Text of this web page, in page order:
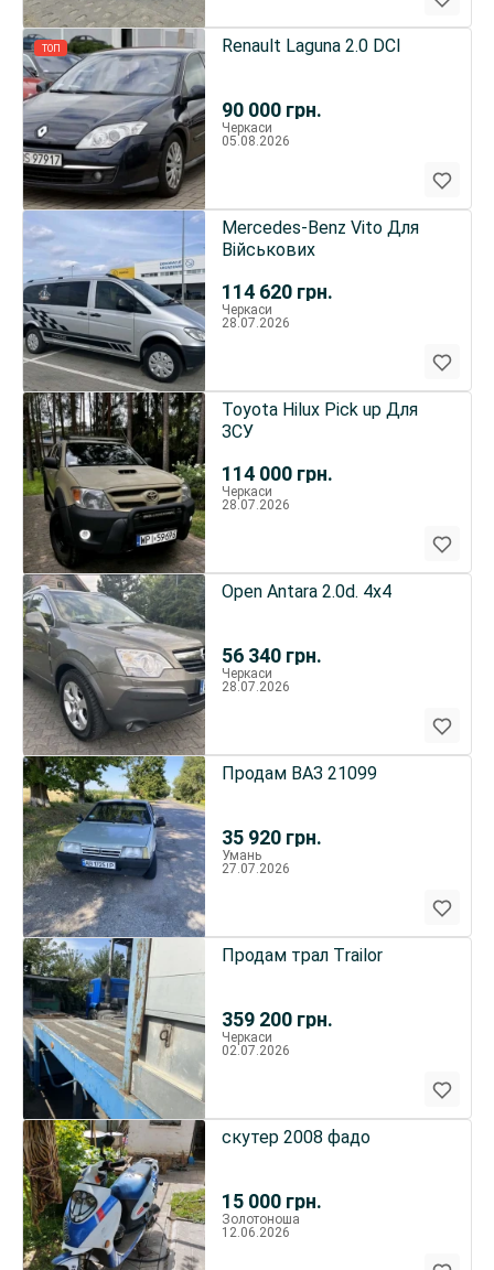
ТОП
90 000 грн.
Renault Laguna 2.0 DCI
Черкаси
05.08.2026
114 620 грн.
Mercedes-Benz Vito Для
Військових
Черкаси
28.07.2026
114 000 грн.
Toyota Hilux Pick up Для
ЗСУ
Черкаси
28.07.2026
56 340 грн.
Open Antara 2.0d. 4x4
Черкаси
28.07.2026
35 920 грн.
Продам ВАЗ 21099
Умань
27.07.2026
359 200 грн.
Продам трал Тrailor
Черкаси
02.07.2026
15 000 грн.
скутер 2008 фадо
Золотоноша
12.06.2026